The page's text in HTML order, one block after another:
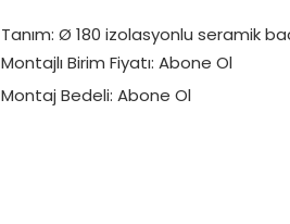
Tanım: Ø 180 izolasyonlu seramik
Montajlı Birim Fiyatı: Abone Ol
Montaj Bedeli: Abone Ol